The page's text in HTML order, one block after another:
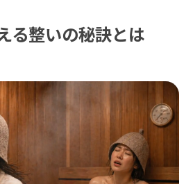
る整いの秘訣とは
い合わせはこちら
い合わせはこちら